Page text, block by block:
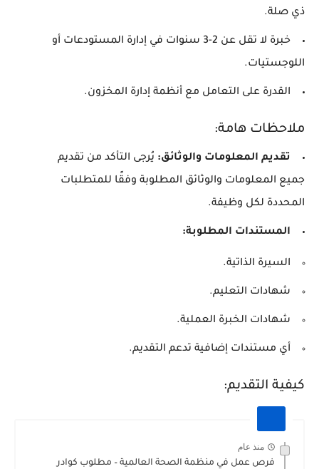
ذي صلة.
خبرة لا تقل عن 2-3 سنوات في إدارة المستودعات أو
اللوجستيات.
القدرة على التعامل مع أنظمة إدارة المخزون.
ملاحظات هامة:
تقديم المعلومات والوثائق: يُرجى التأكد من تقديم
جميع المعلومات والوثائق المطلوبة وفقًا للمتطلبات
المحددة لكل وظيفة.
المستندات المطلوبة:
السيرة الذاتية.
شهادات التعليم.
شهادات الخبرة العملية.
أي مستندات إضافية تدعم التقديم.
كيفية التقديم:
منذ عام
فرص عمل في منظمة الصحة العالمية – مطلوب كوادر